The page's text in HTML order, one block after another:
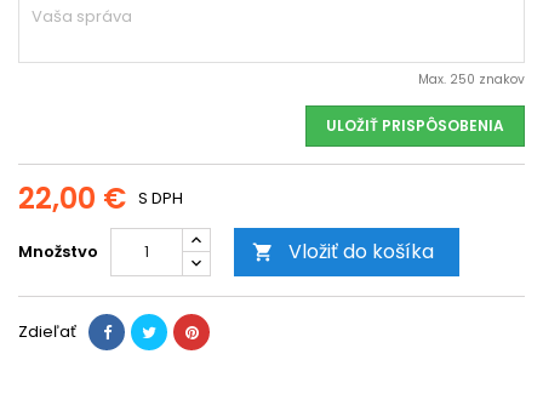
Max. 250 znakov
ULOŽIŤ PRISPÔSOBENIA
22,00 € S DPH
Množstvo  Vložiť do košíka
Zdieľať